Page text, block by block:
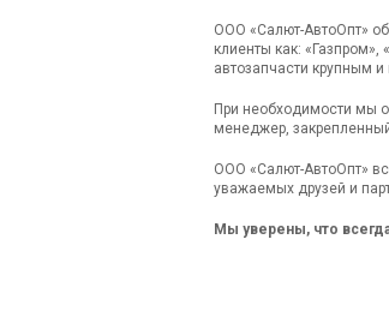
ООО «Салют-АвтоОпт»
клиенты как:
автозапчасти крупным
При необходимости мы
менеджер,
ООО «Салют-АвтоОпт»
уважаемых друзей и
Мы уверены, что